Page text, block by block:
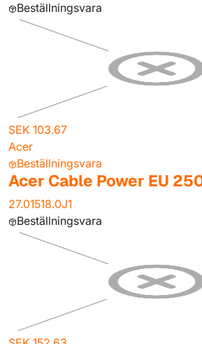
Beställningsvara
SEK 103.67
Acer
Beställningsvara
Acer Cable Power EU
27.01518.0J1
Beställningsvara